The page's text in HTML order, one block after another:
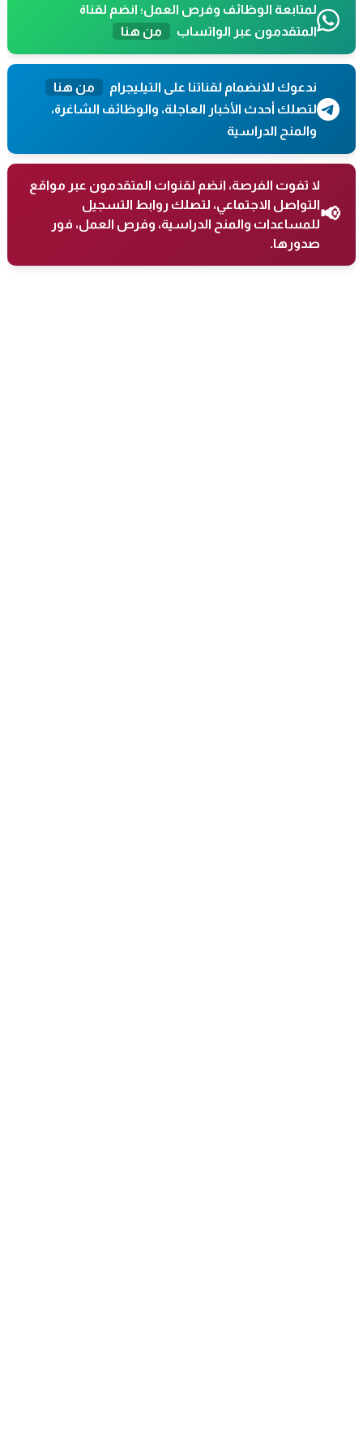
لمتابعة الوظائف وفرص العمل؛ انضم لقناة
المتقدمون عبر الواتساب
من هنا
ندعوك للانضمام لقناتنا على التيليجرام
من هنا
لتصلك أحدث الأخبار العاجلة، والوظائف الشاغرة،
والمنح الدراسية
📢
لا تفوت الفرصة، انضم لقنوات المتقدمون عبر مواقع
التواصل الاجتماعي، لتصلك روابط التسجيل
للمساعدات والمنح الدراسية، وفرص العمل، فور
صدورها.